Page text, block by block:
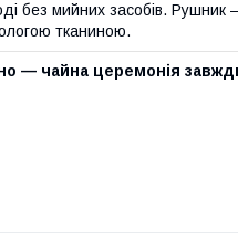
без мийних засобів.
тканиною.
— чайна церемонія